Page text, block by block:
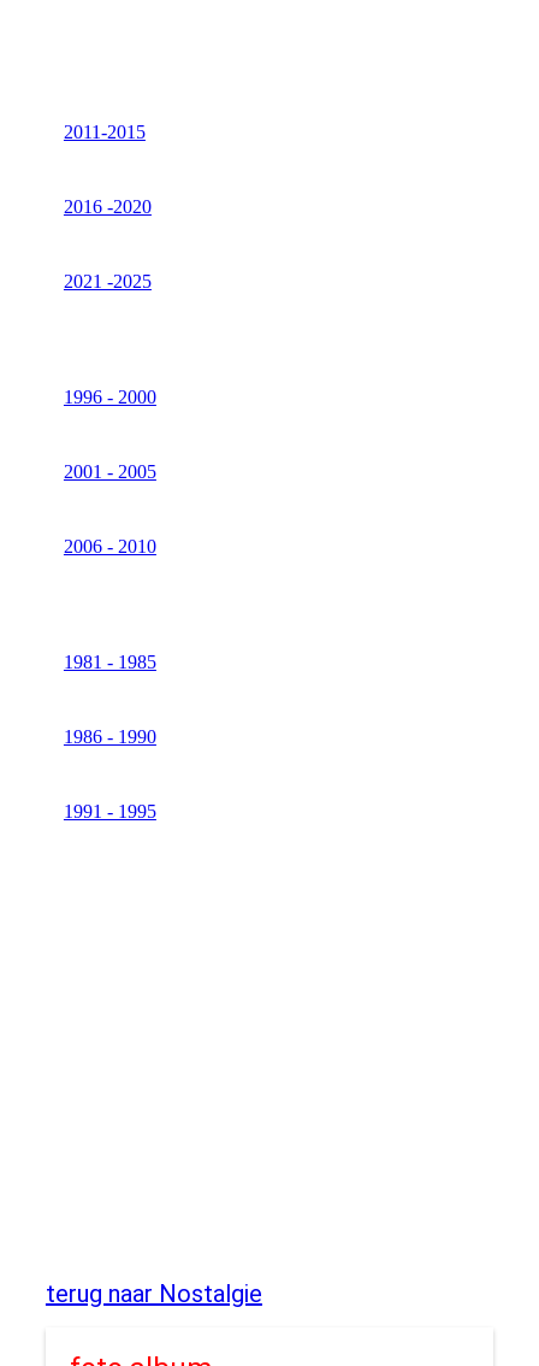
2011-2015
2016 -2020
2021 -2025
1996 - 2000
2001 - 2005
2006 - 2010
1981 - 1985
1986 - 1990
1991 - 1995
terug naar Nostalgie